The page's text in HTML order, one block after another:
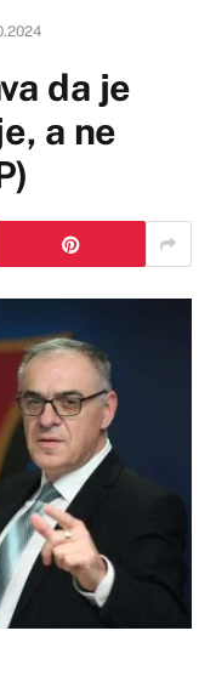
da je
a ne